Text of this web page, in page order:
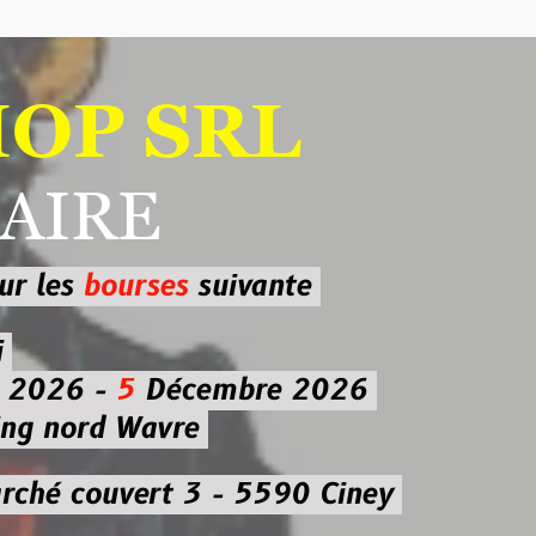
SRL
suivante
5Décembre 2026
Wavre
3 - 5590 Ciney